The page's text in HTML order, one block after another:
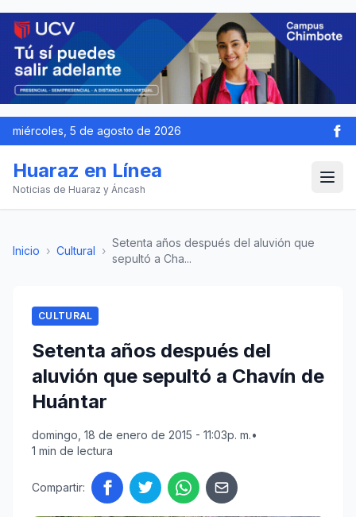
miércoles, 5 de agosto de 2026
Huaraz en Línea
Noticias de Huaraz y Áncash
Inicio › Cultural ›
Setenta años después del aluvión que
sepultó a Cha...
CULTURAL
Setenta años después del
aluvión que sepultó a Chavín de
Huántar
domingo, 18 de enero de 2015 - 11:03p. m.•
1 min de lectura
Compartir: